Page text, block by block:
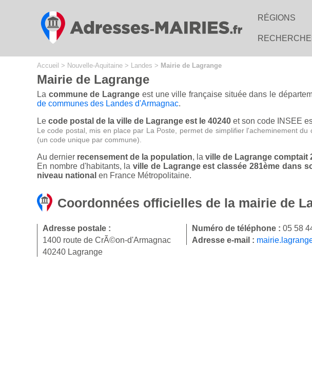
RÉGIONS
Accueil > Nouvelle-Aquitaine > Landes > Mairie de Lagrange
Mairie de Lagrange
La commune de Lagrange est une ville française située dans le
de communes des Landes d'Armagnac.
Le code postal de la ville de Lagrange est le 40240 et son code INSEE
Le code postal, mis en place par La Poste, permet de simplifier l'acheminement
(un code unique par commune).
Au dernier recensement de la population, la ville de Lagrange comptait
En nombre d'habitants, laville de Lagrange est classée 281ème dans
niveau national en France Métropolitaine.
Coordonnées officielles de la mairie de
Adresse postale :
1400 route de CrÃ©on-d'Armagnac
40240 Lagrange
Numéro de téléphone : 05 58
Adresse e-mail :